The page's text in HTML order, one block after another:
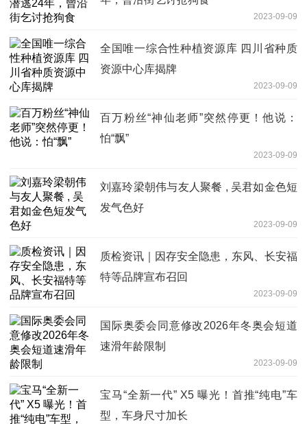
2023-09-09
全国唯一综合性种植资源库 四川省种质
资源中心库揭牌
2023-09-09
百万粉丝“神仙老师”突然停更！他说：
怕“飘”
2023-09-09
刘嘉玲梁朝伟与友人聚餐 , 吴君如金色短
发气色好
2023-09-09
质检资讯｜因存安全隐患，东风、长安福
特等品牌宣布召回
2023-09-09
国际奥委会同意修改2026年冬奥会短道
速滑年龄限制
2023-09-09
宝马“全新一代” X5 曝光！首推“纯电”车
型，车身尺寸加长